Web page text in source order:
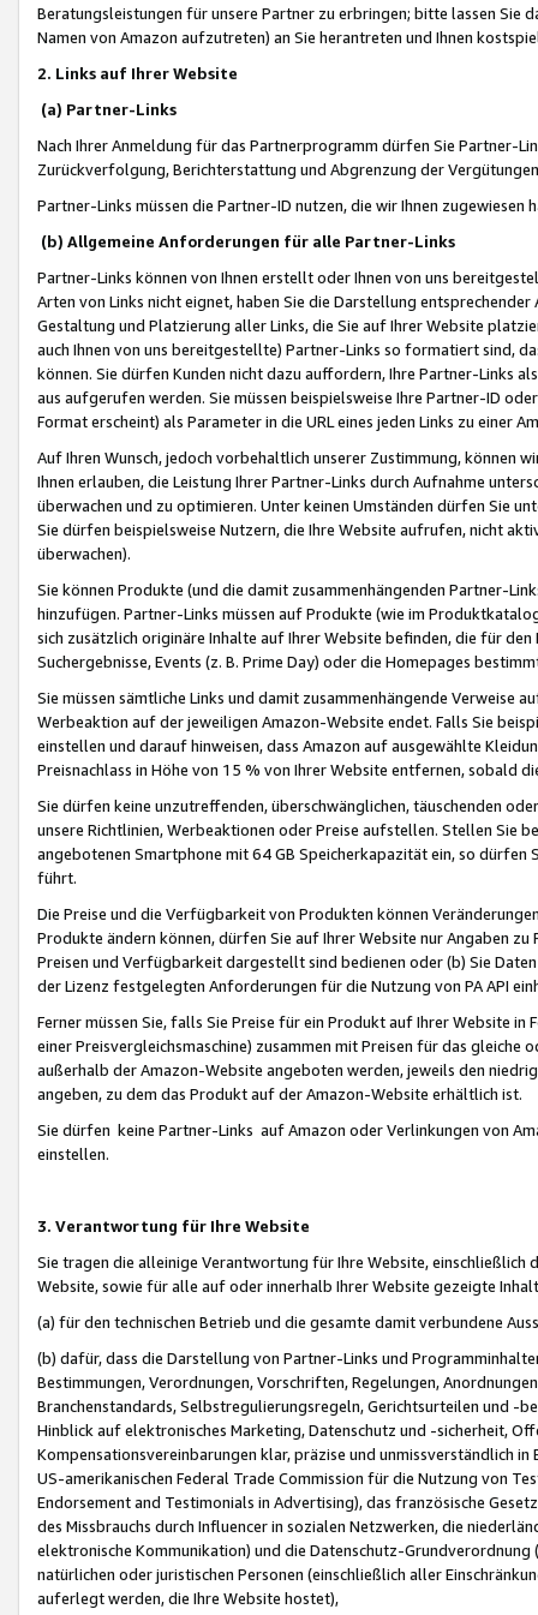
Beratungsleistungen für unsere Partner zu erbringen; bitte lassen Sie
Namen von Amazon aufzutreten) an Sie herantreten und Ihnen
2. Links auf Ihrer Website
(a) Partner-Links
Nach Ihrer Anmeldung für das Partnerprogramm dürfen Sie Partner-
Zurückverfolgung, Berichterstattung und Abgrenzung der
Partner-Links müssen die Partner-ID nutzen, die wir Ihnen zugewiesen
(b) Allgemeine Anforderungen für alle Partner-Links
Partner-Links können von Ihnen erstellt oder Ihnen von uns
Arten von Links nicht eignet, haben Sie die Darstellung
Gestaltung und Platzierung aller Links, die Sie auf Ihrer Website
auch Ihnen von uns bereitgestellte) Partner-Links so formatiert sind,
können. Sie dürfen Kunden nicht dazu auffordern, Ihre Partner-Links
aus aufgerufen werden. Sie müssen beispielsweise Ihre Partner-ID
Format erscheint) als Parameter in die URL eines jeden Links zu einer
Auf Ihren Wunsch, jedoch vorbehaltlich unserer Zustimmung, können
Ihnen erlauben, die Leistung Ihrer Partner-Links durch Aufnahme
überwachen und zu optimieren. Unter keinen Umständen dürfen Sie
Sie dürfen beispielsweise Nutzern, die Ihre Website aufrufen, nicht
überwachen).
Sie können Produkte (und die damit zusammenhängenden Partner-
hinzufügen. Partner-Links müssen auf Produkte (wie im
sich zusätzlich originäre Inhalte auf Ihrer Website befinden, die für
Suchergebnisse, Events (z. B. Prime Day) oder die Homepages
Sie müssen sämtliche Links und damit zusammenhängende
Werbeaktion auf der jeweiligen Amazon-Website endet. Falls Sie
einstellen und darauf hinweisen, dass Amazon auf ausgewählte
Preisnachlass in Höhe von 15 % von Ihrer Website entfernen, sobald
Sie dürfen keine unzutreffenden, überschwänglichen, täuschenden
unsere Richtlinien, Werbeaktionen oder Preise aufstellen. Stellen Sie
angebotenen Smartphone mit 64 GB Speicherkapazität ein, so dürfen
führt.
Die Preise und die Verfügbarkeit von Produkten können
Produkte ändern können, dürfen Sie auf Ihrer Website nur Angaben
Preisen und Verfügbarkeit dargestellt sind bedienen oder (b) Sie
der Lizenz festgelegten Anforderungen für die Nutzung von PA API
Ferner müssen Sie, falls Sie Preise für ein Produkt auf Ihrer Website
einer Preisvergleichsmaschine) zusammen mit Preisen für das
außerhalb der Amazon-Website angeboten werden, jeweils den
angeben, zu dem das Produkt auf der Amazon-Website erhältlich ist.
Sie dürfen keine Partner-Links auf Amazon oder Verlinkungen von
einstellen.
3. Verantwortung für Ihre Website
Sie tragen die alleinige Verantwortung für Ihre Website,
Website, sowie für alle auf oder innerhalb Ihrer Website gezeigte
(a) für den technischen Betrieb und die gesamte damit verbundene
(b) dafür, dass die Darstellung von Partner-Links und
Bestimmungen, Verordnungen, Vorschriften, Regelungen,
Branchenstandards, Selbstregulierungsregeln, Gerichtsurteilen und -
Hinblick auf elektronisches Marketing, Datenschutz und -sicherheit,
Kompensationsvereinbarungen klar, präzise und unmissverständlich
US-amerikanischen Federal Trade Commission für die Nutzung von
Endorsement and Testimonials in Advertising), das französische
des Missbrauchs durch Influencer in sozialen Netzwerken, die
elektronische Kommunikation) und die Datenschutz-
natürlichen oder juristischen Personen (einschließlich aller
auferlegt werden, die Ihre Website hostet),